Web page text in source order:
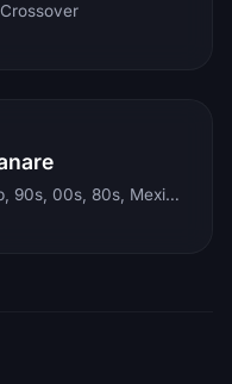
Electronic, Rock, Pop, 90s, 00s, 80s, Mexican, Ranchera, Reggaeton, Instrumental, Salsa, Merengue, Tropical, Romantic, Vallenato, Llanera